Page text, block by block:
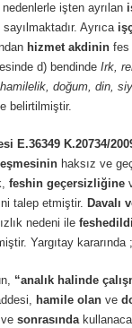
işten ayrılan
Ayrıca
hizmet akdinin fes
d) bendindeIrk,
doğum, din,
belirtilmiştir.
E.36349 K.20734/
haksız ve
feshin geçersizliğine
talep etmiştir. Davalı
nedeni ile
Yargıtay kararında ;
“analık halinde
hamile olan ve
vesonrasında